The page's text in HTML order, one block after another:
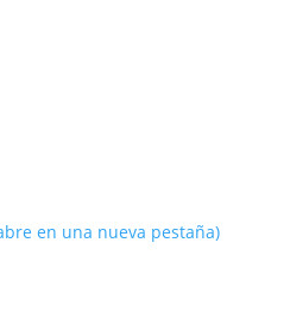
en una nueva pestaña)